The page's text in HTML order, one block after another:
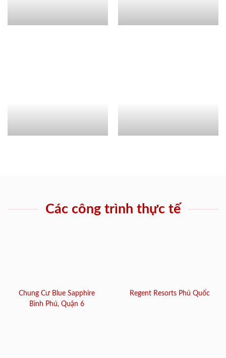
Các công trình thực tế
Chung Cư Blue Sapphire
Bình Phú, Quận 6
Regent Resorts Phú Quốc